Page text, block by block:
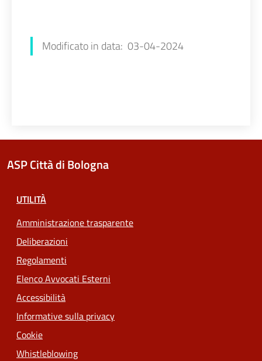
Modificato in data: 03-04-2024
ASP Città di Bologna
UTILITÀ
Amministrazione trasparente
Deliberazioni
Regolamenti
Elenco Avvocati Esterni
Accessibilità
Informative sulla privacy
Cookie
Whistleblowing